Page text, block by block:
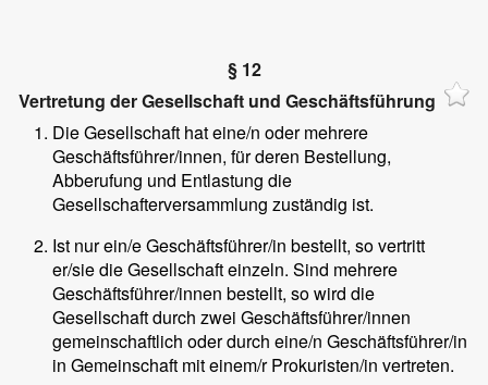
§ 12
Vertretung der Gesellschaft und Geschäftsführung
Die Gesellschaft hat eine/n oder mehrere
Geschäftsführer/innen, für deren Bestellung,
Abberufung und Entlastung die
Gesellschafterversammlung zuständig ist.
Ist nur ein/e Geschäftsführer/in bestellt, so vertritt
er/sie die Gesellschaft einzeln. Sind mehrere
Geschäftsführer/innen bestellt, so wird die
Gesellschaft durch zwei Geschäftsführer/innen
gemeinschaftlich oder durch eine/n Geschäftsführer/in
in Gemeinschaft mit einem/r Prokuristen/in vertreten.